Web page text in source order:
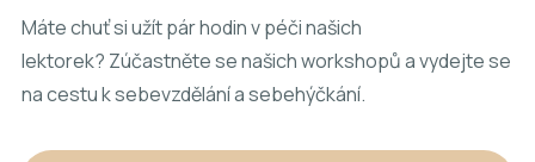
Máte chuť si užít pár hodin v péči našich
lektorek? Zúčastněte se našich workshopů a vydejte se
na cestu k sebevzdělání a sebehýčkání.